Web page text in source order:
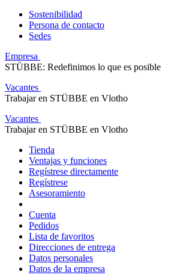
Sostenibilidad
Persona de contacto
Sedes
Empresa
STÜBBE: Redefinimos lo que es posible
Vacantes
Trabajar en STÜBBE en Vlotho
Vacantes
Trabajar en STÜBBE en Vlotho
Tienda
Ventajas y funciones
Regístrese directamente
Regístrese
Asesoramiento
Cuenta
Pedidos
Lista de favoritos
Direcciones de entrega
Datos personales
Datos de la empresa